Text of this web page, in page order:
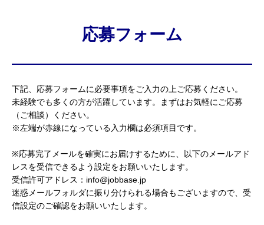
応募フォーム
下記、応募フォームに必要事項をご入力の上ご応募ください。
未経験でも多くの方が活躍しています。まずはお気軽にご応募
（ご相談）ください。
※左端が赤線になっている入力欄は必須項目です。
※応募完了メールを確実にお届けするために、以下のメールアド
レスを受信できるよう設定をお願いいたします。
受信許可アドレス：info@jobbase.jp
迷惑メールフォルダに振り分けられる場合もございますので、受
信設定のご確認をお願いいたします。